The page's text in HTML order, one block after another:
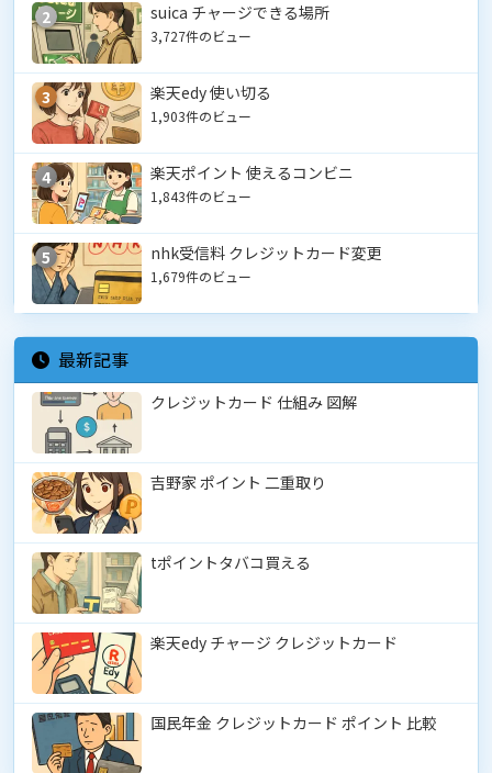
2 suica チャージできる場所
3,727件のビュー
3 楽天edy 使い切る
1,903件のビュー
4 楽天ポイント 使えるコンビニ
1,843件のビュー
5 nhk受信料 クレジットカード変更
1,679件のビュー
最新記事
クレジットカード 仕組み 図解
吉野家 ポイント 二重取り
tポイントタバコ買える
楽天edy チャージ クレジットカード
国民年金 クレジットカード ポイント 比較